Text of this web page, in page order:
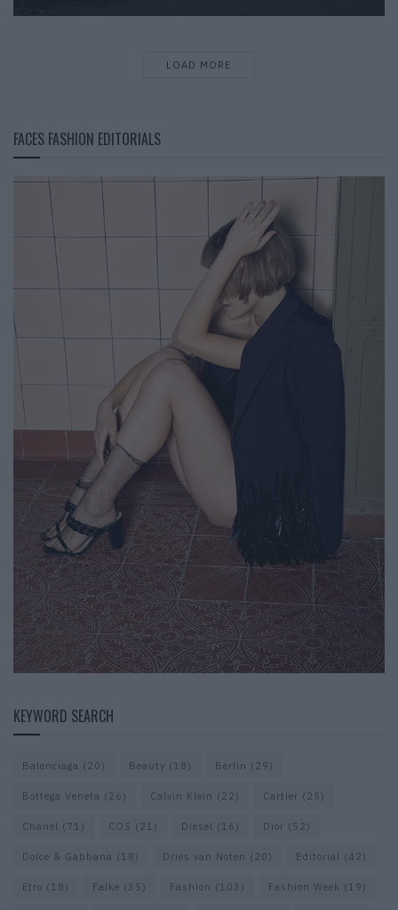
LOAD MORE
FACES FASHION EDITORIALS
KEYWORD SEARCH
Balenciaga (20) Beauty (18) Berlin (29)
Bottega Veneta (26) Calvin Klein (22) Cartier (25)
Chanel (71) COS (21) Diesel (16) Dior (52)
Dolce & Gabbana (18) Dries van Noten (20) Editorial (42)
Etro (18) Falke (35) Fashion (103) Fashion Week (19)